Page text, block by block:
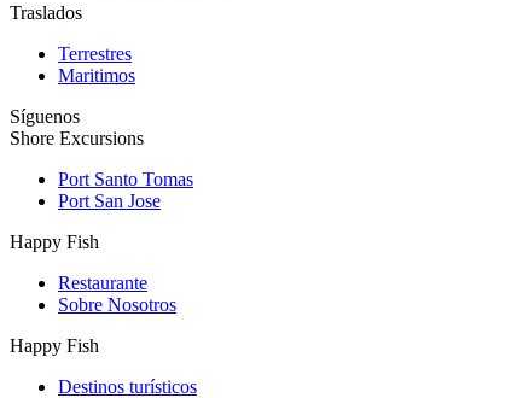
Traslados
Terrestres
Maritimos
Síguenos
Shore Excursions
Port Santo Tomas
Port San Jose
Happy Fish
Restaurante
Sobre Nosotros
Happy Fish
Destinos turísticos